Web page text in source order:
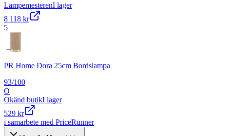
LampemesterenI lager
8 118 kr
5
PR Home Dora 25cm Bordslampa
93/100
O
Okänd butikI lager
529 kr
i samarbete med PriceRunner